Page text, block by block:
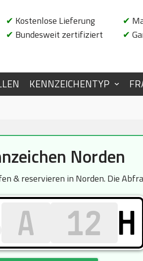
✔ Kostenlose Lieferung
✔ Bundesweit zertifiziert
✔
✔
KENNZEICHENTYP
Norden
& reservieren in Norden. Die
H